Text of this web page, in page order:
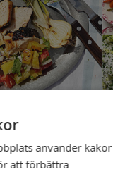
använder kakor
att förbättra